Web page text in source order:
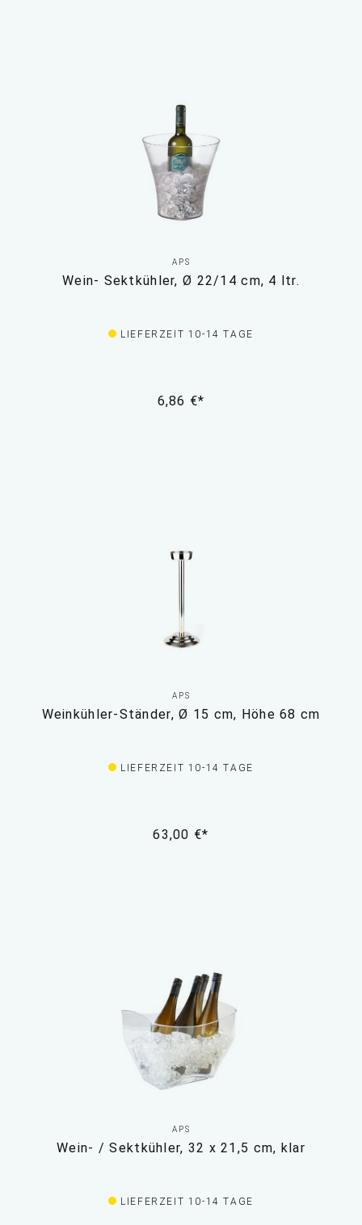
APS
Wein- Sektkühler, Ø 22/14 cm, 4 ltr.
LIEFERZEIT 10-14 TAGE
6,86 €*
APS
Weinkühler-Ständer, Ø 15 cm, Höhe 68 cm
LIEFERZEIT 10-14 TAGE
63,00 €*
APS
Wein- / Sektkühler, 32 x 21,5 cm, klar
LIEFERZEIT 10-14 TAGE